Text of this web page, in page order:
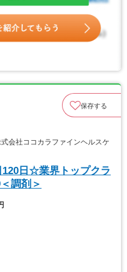
保存する
会社ココカラファインヘルスケ
120日☆業界トップクラ
調剤＞